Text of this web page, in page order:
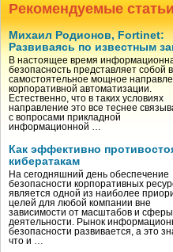
Рекомендуемые статьи
Михаил Родионов, Fortinet:
Развиваясь по известным
В настоящее время
безопасность представляет собой
самостоятельное мощное
корпоративной автоматизации.
Естественно, что в таких условиях
направление это все теснее
с вопросами прикладной
информационной …
Как эффективно
кибератакам
На сегодняшний день обеспечение
безопасности корпоративных
является одной из наиболее
целей для любой компании вне
зависимости от масштабов и сферы
деятельности. Рынок
безопасности развивается, а это
что и …